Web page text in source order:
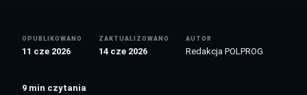
OPUBLIKOWANO
11 cze 2026
ZAKTUALIZOWANO
14 cze 2026
AUTOR
Redakcja POLPROG
9 min czytania